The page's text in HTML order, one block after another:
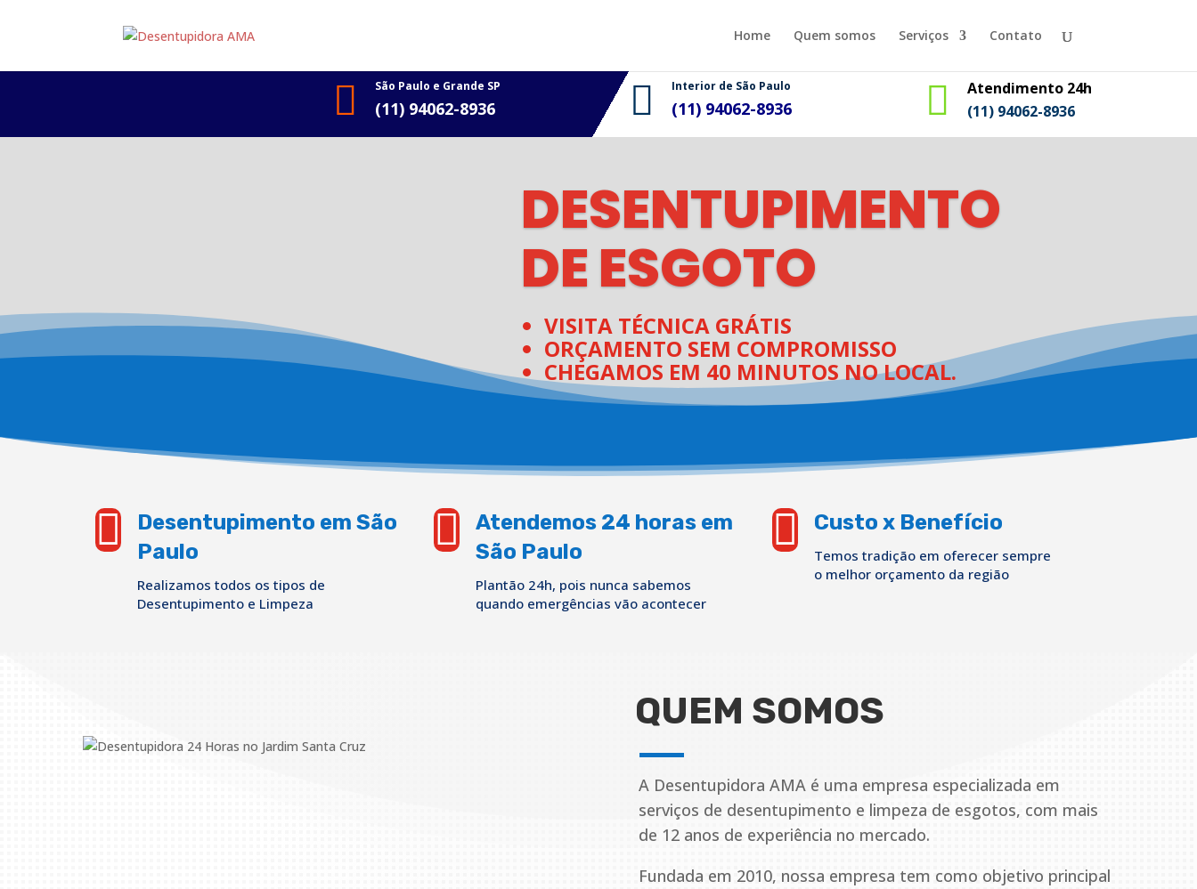
Home Quem somos Serviços Contato
 São Paulo e Grande SP
(11) 94062-8936  Interior de São Paulo
(11) 94062-8936 
Atendimento 24h
(11) 94062-8936
DESENTUPIMENTO
DE ESGOTO
VISITA TÉCNICA GRÁTIS
ORÇAMENTO SEM COMPROMISSO
CHEGAMOS EM 40 MINUTOS NO LOCAL.

Desentupimento em São
Paulo
Realizamos todos os tipos de
Desentupimento e Limpeza

Atendemos 24 horas em
São Paulo
Plantão 24h, pois nunca sabemos
quando emergências vão acontecer
 Custo x Benefício
Temos tradição em oferecer sempre
o melhor orçamento da região
QUEM SOMOS
A Desentupidora AMA é uma empresa especializada em
serviços de desentupimento e limpeza de esgotos, com mais
de 12 anos de experiência no mercado.
Fundada em 2010, nossa empresa tem como objetivo principal